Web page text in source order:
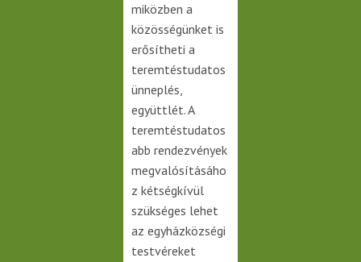
miközben a
közösségünket is
erősítheti a
teremtéstudatos
ünneplés,
együttlét. A
teremtéstudatos
abb rendezvények
megvalósításáho
z kétségkívül
szükséges lehet
az egyházközségi
testvéreket